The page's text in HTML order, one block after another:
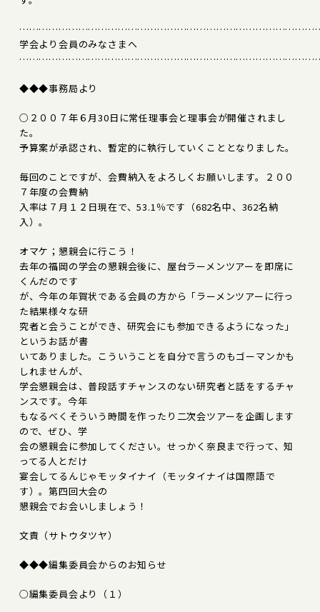
学会より会員のみなさまへ
◆◆◆事務局より
○２００７年６月30日に常任理事会と理事会が開催されまし
た。
予算案が承認され、暫定的に執行していくこととなりました。
毎回のことですが、会費納入をよろしくお願いします。２００
７年度の会費納
入率は７月１２日現在で、53.1％です（682名中、362名納
入）。
オマケ；懇親会に行こう！
去年の福岡の学会の懇親会後に、屋台ラーメンツアーを即席に
くんだのです
が、今年の年賀状である会員の方から「ラーメンツアーに行っ
た結果様々な研
究者と会うことができ、研究会にも参加できるようになった」
というお話が書
いてありました。こういうことを自分で言うのもゴーマンかも
しれませんが、
学会懇親会は、普段話すチャンスのない研究者と話をするチャ
ンスです。今年
もなるべくそういう時間を作ったり二次会ツアーを企画します
ので、ぜひ、学
会の懇親会に参加してください。せっかく奈良まで行って、知
ってる人とだけ
宴会してるんじゃモッタイナイ（モッタイナイは国際語で
す）。第四回大会の
懇親会でお会いしましょう！
文責（サトウタツヤ）
◆◆◆編集委員会からのお知らせ
○編集委員会より（１）